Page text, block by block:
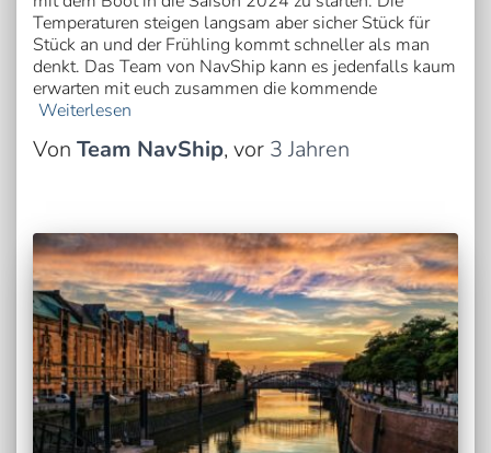
Temperaturen steigen langsam aber sicher Stück für
Stück an und der Frühling kommt schneller als man
denkt. Das Team von NavShip kann es jedenfalls kaum
erwarten mit euch zusammen die kommende
Weiterlesen
Von Team NavShip, vor 3 Jahren